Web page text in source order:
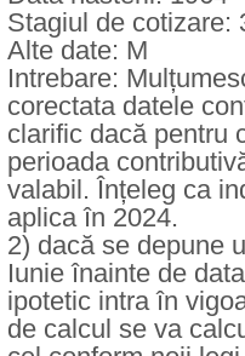
Stagiul de cotizare:
Alte date: M
Intrebare:
corectata datele
clarific dacă pentru
perioada
valabil. Înțeleg ca
aplica în 2024.
2) dacă se depune
Iunie înainte de
ipotetic intra în
de calcul se va